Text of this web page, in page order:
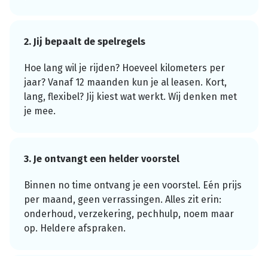
2. Jij bepaalt de spelregels
Hoe lang wil je rijden? Hoeveel kilometers per
jaar? Vanaf 12 maanden kun je al leasen. Kort,
lang, flexibel? Jij kiest wat werkt. Wij denken met
je mee.
3. Je ontvangt een helder voorstel
Binnen no time ontvang je een voorstel. Eén prijs
per maand, geen verrassingen. Alles zit erin:
onderhoud, verzekering, pechhulp, noem maar
op. Heldere afspraken.